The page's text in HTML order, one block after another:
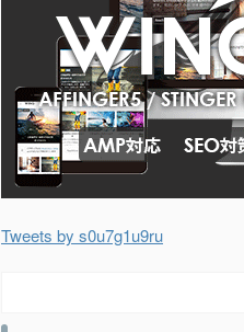
Tweets by s0u7g1u9ru